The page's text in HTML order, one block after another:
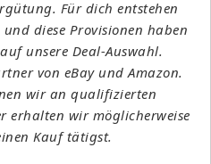
Für dich entstehen
diese Provisionen haben
unsere Deal-Auswahl.
von eBay und Amazon.
wir an qualifizierten
erhalten wir möglicherweise
Kauf tätigst.